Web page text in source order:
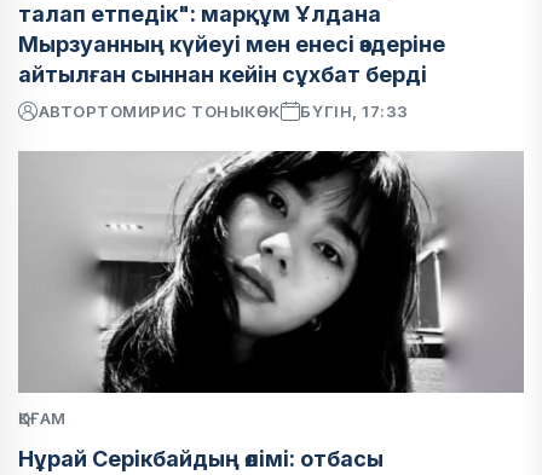
талап етпедік": марқұм Ұлдана
Мырзуанның күйеуі мен енесі өздеріне
айтылған сыннан кейін сұхбат берді
АВТОРТОМИРИС ТОНЫКӨК БҮГІН, 17:33
ҚОҒАМ
Нұрай Серікбайдың өлімі: отбасы